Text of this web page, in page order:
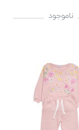
ناموجود